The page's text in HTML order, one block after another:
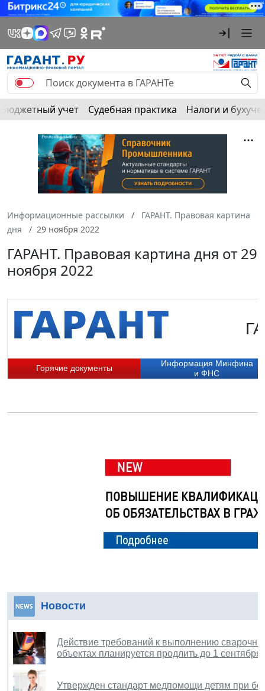
Бюджетный учет Судебная практика Налоги и
Информационные рассылки
ГАРАНТ. Правовая картина
дня
29 ноября 2022
ГАРАНТ. Правовая картина дня от 29
ноября 2022
Горячие документы
Информация Минфина
и ФНС
Новости
Действие требований к выполнению
объектах планируется продлить до 1 сентября
Утвержден стандарт медпомощи детям при